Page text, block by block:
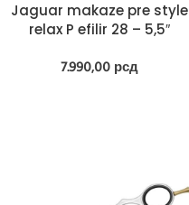
Jaguar makaze pre style
relax P efilir 28 – 5,5″
7.990,00 рсд